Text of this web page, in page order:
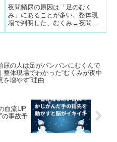
中の尿意を増やす”理由
夜間頻尿の原因は「足のむく
み」にあることが多い。整体現
場で判明した、むくみ→夜間尿
増加の仕組み、隠れ下肢静脈瘤
尿の人は足がパンパンにむくんで
整体現場でわかった“むくみが夜中
を増やす”理由
血流UP
の事故予